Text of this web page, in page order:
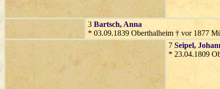
3 Bartsch, Anna
* 03.09.1839 Oberthalheim † vor 1877
7 Seipel,
* 23.04.1809